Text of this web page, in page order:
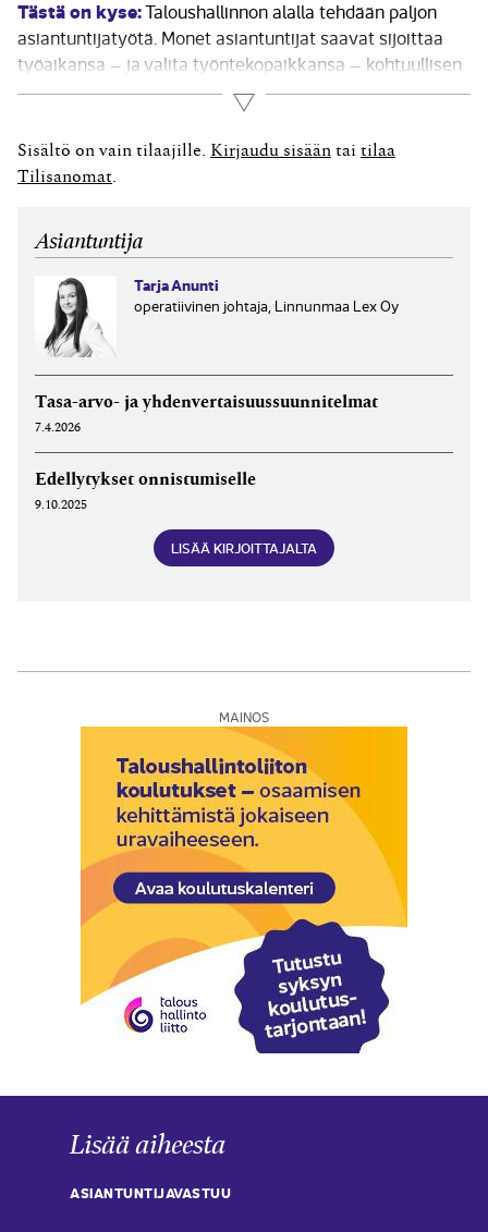
Tästä on kyse:Taloushallinnon alalla tehdään paljon
asiantuntijatyötä. Monet asiantuntijat saavat sijoittaa
työaikansa – ja valita työntekopaikkansa – kohtuullisen
vapaasti. Asiantuntijatyöntekijän itsenäisyys ei
kuitenkaan merkitse vastuunvapautusta työnantajalle
tai sitä, etteikö asiantuntijan työhön tai työaikaan voisi
puuttua. Vapaudesta huolimatta työnantajan on
Lue lisää
Sisältö on vain tilaajille. Kirjaudu sisään tai tilaa
Tilisanomat
Asiantuntija
Tarja Anunti
operatiivinen johtaja, Linnunmaa Lex Oy
Tasa-arvo- ja yhdenvertaisuussuunnitelmat
7.4.2026
Edellytykset onnistumiselle
9.10.2025
LISÄÄ KIRJOITTAJALTA
MAINOS
Lisää aiheesta
ASIANTUNTIJAVASTUU